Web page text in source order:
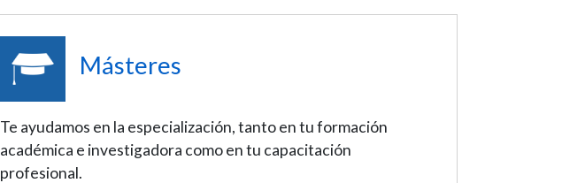
Másteres
Te ayudamos en la especialización, tanto en tu formación
académica e investigadora como en tu capacitación
profesional.